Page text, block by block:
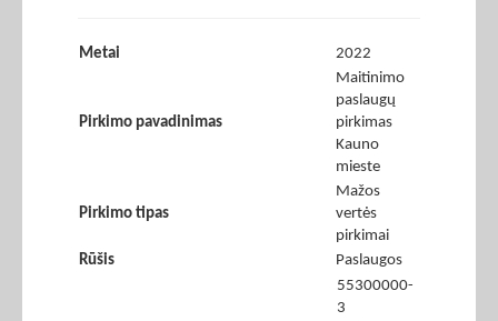
Metai 2022
Pirkimo pavadinimas
Maitinimo
paslaugų
pirkimas
Kauno
mieste
Pirkimo tipas
Mažos
vertės
pirkimai
Rūšis
Paslaugos
55300000-
3